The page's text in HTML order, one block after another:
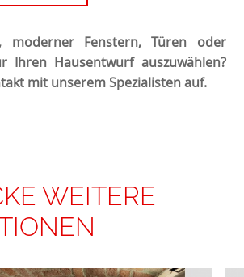
moderner Fenstern, Türen oder
Ihren Hausentwurf auszuwählen?
mit unserem Spezialisten auf.
WEITERE